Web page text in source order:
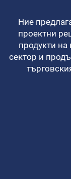
Ние
проектни
продукти на
сектор и